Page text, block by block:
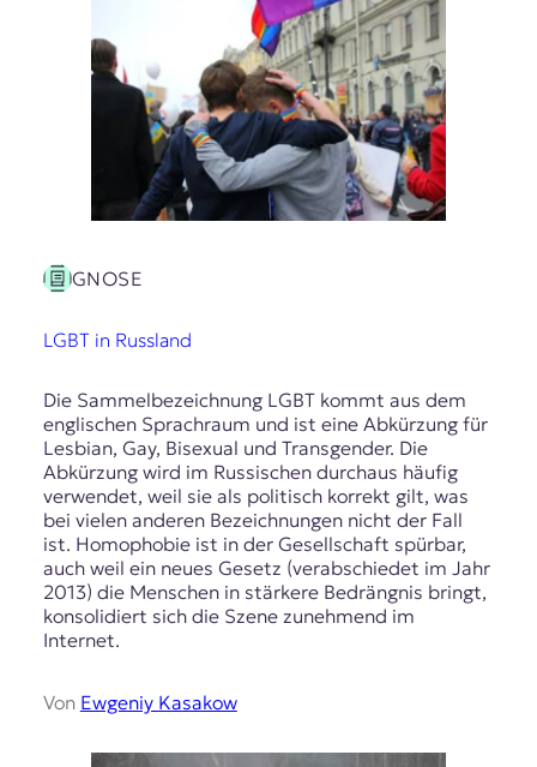
GNOSE
LGBT in Russland
Die Sammelbezeichnung LGBT kommt aus dem
englischen Sprachraum und ist eine Abkürzung für
Lesbian, Gay, Bisexual und Transgender. Die
Abkürzung wird im Russischen durchaus häufig
verwendet, weil sie als politisch korrekt gilt, was
bei vielen anderen Bezeichnungen nicht der Fall
ist. Homophobie ist in der Gesellschaft spürbar,
auch weil ein neues Gesetz (verabschiedet im Jahr
2013) die Menschen in stärkere Bedrängnis bringt,
konsolidiert sich die Szene zunehmend im
Internet.
Von Ewgeniy Kasakow